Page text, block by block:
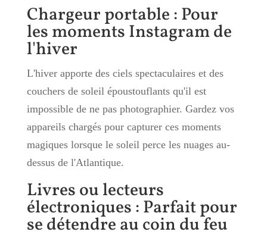
Chargeur portable : Pour
les moments Instagram de
l'hiver
L'hiver apporte des ciels spectaculaires et des
couchers de soleil époustouflants qu'il est
impossible de ne pas photographier. Gardez vos
appareils chargés pour capturer ces moments
magiques lorsque le soleil perce les nuages au-
dessus de l'Atlantique.
Livres ou lecteurs
électroniques : Parfait pour
se détendre au coin du feu